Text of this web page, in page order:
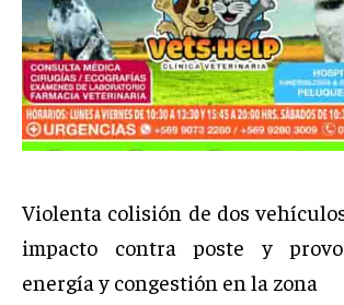
Violenta colisión de dos
impacto contra poste y
energía y congestión en la zona